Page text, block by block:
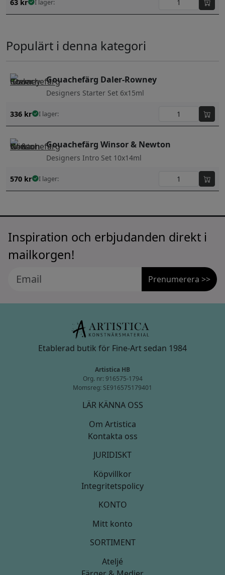
63 kr I lager:
Populärt i denna kategori
Gouachefärg Daler-Rowney
Designers Starter Set 6x15ml
336 kr I lager:
Gouachefärg Winsor & Newton
Designers Intro Set 10x14ml
570 kr I lager:
Inspiration och erbjudanden direkt i
mailkorgen!
Prenumerera >>
Etablerad butik för Fine-Art sedan 1984
Artistica HB
Org. nr: 916575-1794
Momsreg: SE916575179401
LÄR KÄNNA OSS
Om Artistica
Kontakta oss
JURIDISKT
Köpvillkor
Integritetspolicy
KONTO
Mitt konto
SORTIMENT
Ateljé